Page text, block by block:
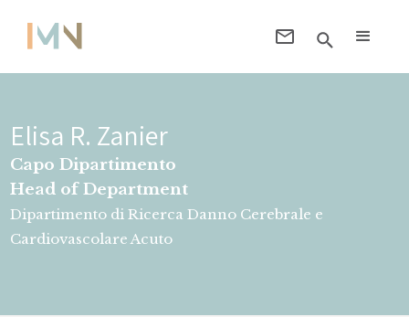
Elisa R. Zanier
Capo Dipartimento
Head of Department
Dipartimento di Ricerca Danno Cerebrale e
Cardiovascolare Acuto